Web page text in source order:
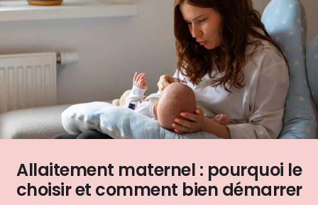
Allaitement maternel : pourquoi le
choisir et comment bien démarrer